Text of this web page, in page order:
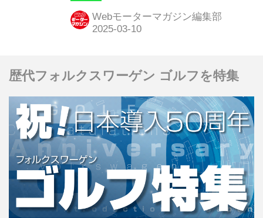
車）の先行展示を3月13日から4月15日
までの期間限定で行うことを発表し
Webモーターマガジン編集部
歴代フォルクスワーゲン ゴルフを特集